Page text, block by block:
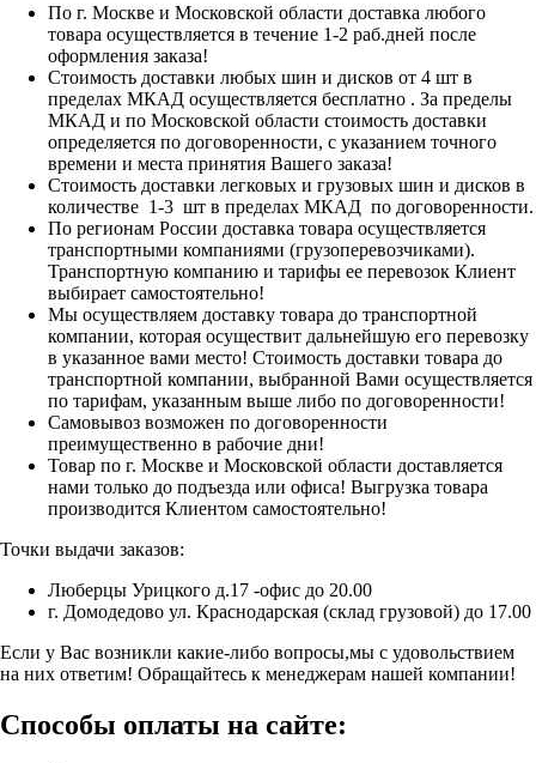
По г. Москве и Московской области доставка любого
товара осуществляется в течение 1-2 раб.дней после
оформления заказа!
Стоимость доставки любых шин и дисков от 4 шт в
пределах МКАД осуществляется бесплатно . За пределы
МКАД и по Московской области стоимость доставки
определяется по договоренности, с указанием точного
времени и места принятия Вашего заказа!
Стоимость доставки легковых и грузовых шин и дисков в
количестве 1-3 шт в пределах МКАД по договоренности.
По регионам России доставка товара осуществляется
транспортными компаниями (грузоперевозчиками).
Транспортную компанию и тарифы ее перевозок Клиент
выбирает самостоятельно!
Мы осуществляем доставку товара до транспортной
компании, которая осуществит дальнейшую его перевозку
в указанное вами место! Стоимость доставки товара до
транспортной компании, выбранной Вами осуществляется
по тарифам, указанным выше либо по договоренности!
Самовывоз возможен по договоренности
преимущественно в рабочие дни!
Товар по г. Москве и Московской области доставляется
нами только до подъезда или офиса! Выгрузка товара
производится Клиентом самостоятельно!
Точки выдачи заказов:
Люберцы Урицкого д.17 -офис до 20.00
г. Домодедово ул. Краснодарская (склад грузовой) до 17.00
Если у Вас возникли какие-либо вопросы,мы с удовольствием
на них ответим! Обращайтесь к менеджерам нашей компании!
Способы оплаты на сайте: